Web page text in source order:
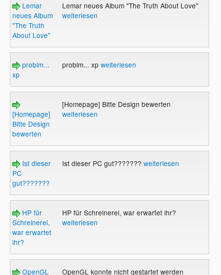
Lemar
neues Album
"The Truth
About Love"
Lemar neues Album "The Truth About Love"
weiterlesen
problm...
xp
problm... xp weiterlesen
[Homepage]
Bitte Design
bewerten
[Homepage] Bitte Design bewerten
weiterlesen
Ist dieser
PC
gut???????
Ist dieser PC gut??????? weiterlesen
HP für
Schreinerei,
war erwartet
ihr?
HP für Schreinerei, war erwartet ihr?
weiterlesen
OpenGL
OpenGL konnte nicht gestartet werden